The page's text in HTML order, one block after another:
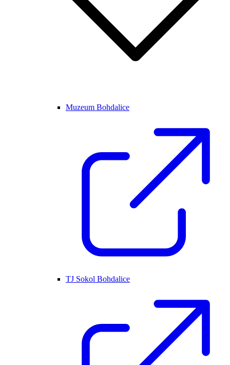
Muzeum Bohdalice
TJ Sokol Bohdalice